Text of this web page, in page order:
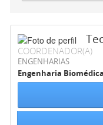
COORDENADOR(A)
ENGENHARIAS
Engenharia Biomédica